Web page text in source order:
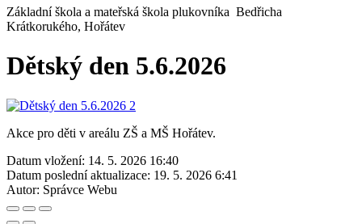
Základní škola a mateřská škola plukovníka Bedřicha
Krátkorukého, Hořátev
Dětský den 5.6.2026
Akce pro děti v areálu ZŠ a MŠ Hořátev.
Datum vložení: 14. 5. 2026 16:40
Datum poslední aktualizace: 19. 5. 2026 6:41
Autor: Správce Webu